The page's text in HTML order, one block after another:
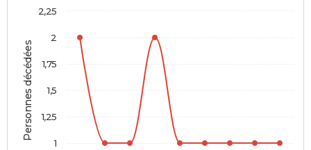
Personnes décédées
1
1,25
1,5
1,75
2
2,25